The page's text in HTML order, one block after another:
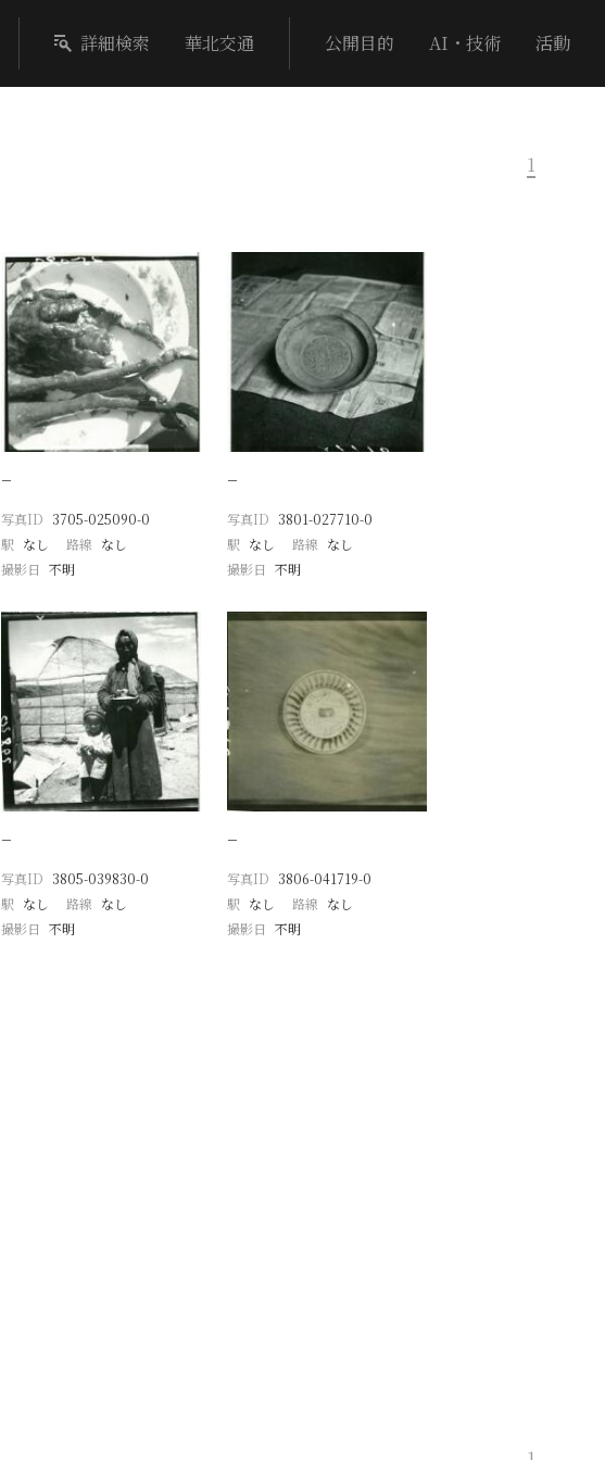
詳細検索 華北交通 公開目的 AI・技術 活動
1
−
写真ID 3705-025090-0
駅 なし 路線 なし
撮影日 不明
−
写真ID 3801-027710-0
駅 なし 路線 なし
撮影日 不明
−
写真ID 3805-039830-0
駅 なし 路線 なし
撮影日 不明
−
写真ID 3806-041719-0
駅 なし 路線 なし
撮影日 不明